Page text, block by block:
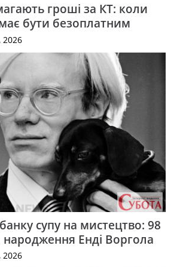
гроші за КТ: коли
бути безоплатним
2026
супу на мистецтво: 98
народження Енді Воргола
2026